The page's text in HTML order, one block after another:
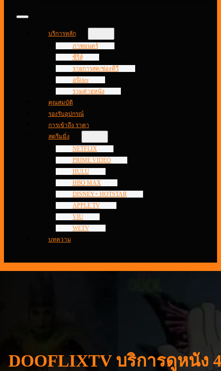
บริการหลัก
ภาพยนตร์
ซีรีส์
รายการสด/ช่องทีวี
อนิเมะ
รวมค่ายหนัง
คุณสมบัติ
รองรับอุปกรณ์
การเข้าถึง ราคา
สตรีมมิ่ง
NETFLIX
PRIME VIDEO
HULU
HBO MAX
DISNEY+ HOTSTAR
APPLE TV
VIU
WETV
บทความ
DOOFLIXTV บริการดูหนัง